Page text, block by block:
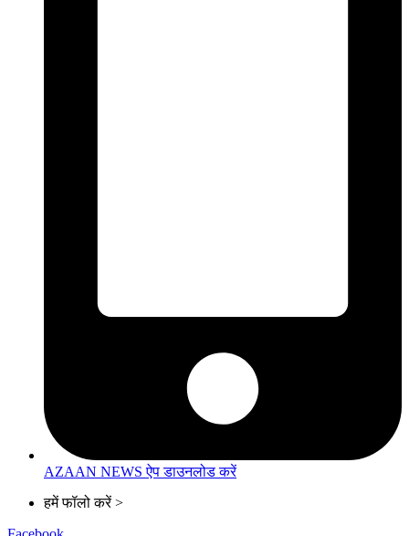
AZAAN NEWS ऐप डाउनलोड करें
हमें फॉलो करें >